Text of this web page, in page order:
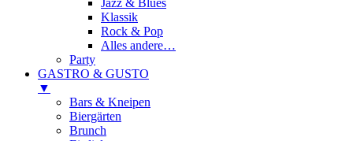
Klassik
Rock & Pop
Alles andere…
Party
GASTRO & GUSTO
▼
Bars & Kneipen
Biergärten
Brunch